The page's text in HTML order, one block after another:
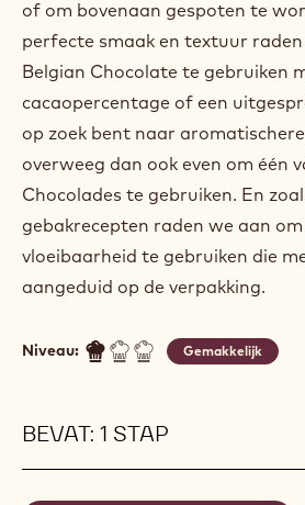
of om bovenaan gespoten te
perfecte smaak en textuur
Belgian Chocolate te gebruiken
cacaopercentage of een
op zoek bent naar
overweeg dan ook even om één
Chocolades te gebruiken. En
gebakrecepten raden we aan
vloeibaarheid te gebruiken die met
aangeduid op de verpakking.
Niveau: Gemakkelijk
BEVAT: 1 STAP